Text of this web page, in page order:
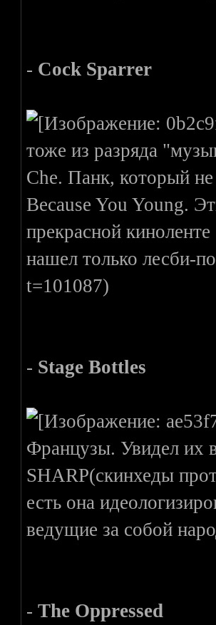
- Cock Sparrer
тоже из разряда
Che. Панк, который не
Because You Young.
прекрасной
нашел только лесби-
t=101087)
- Stage Bottles
Французы. Увидел их
SHARP(скинхеды
есть она
ведущие за собой
-The Oppressed